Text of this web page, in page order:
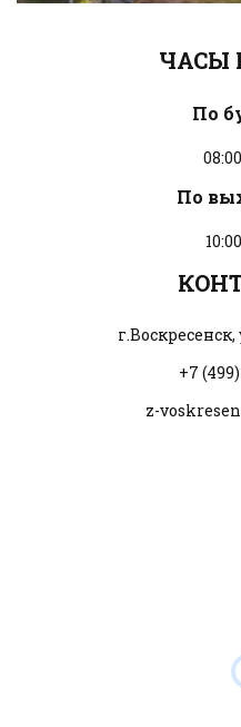
ЧАСЫ
По
По
+7
z-